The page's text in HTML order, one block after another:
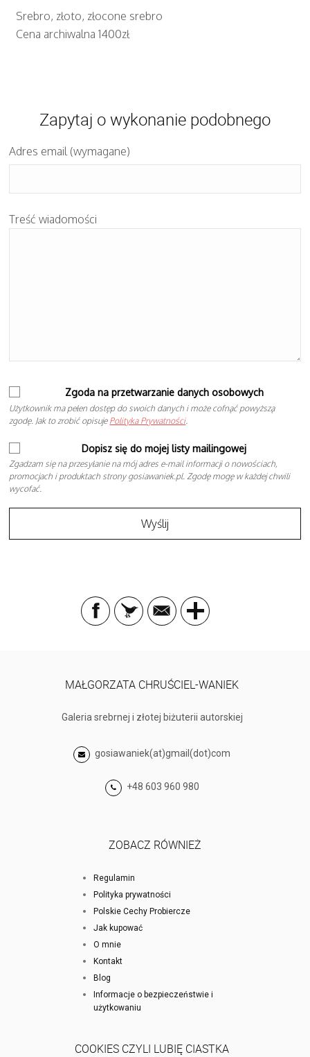
Srebro, złoto, złocone srebro
Cena archiwalna 1400zł
Zapytaj o wykonanie podobnego
Adres email (wymagane)
Treść wiadomości
Zgoda na przetwarzanie danych osobowych
Użytkownik ma pełen dostęp do swoich danych i może cofnąć powyższą
zgodę. Jak to zrobić opisuje Polityka Prywatności.
Dopisz się do mojej listy mailingowej
Zgadzam się na przesyłanie na mój adres e-mail informacji o nowościach,
promocjach i produktach strony gosiawaniek.pl. Zgodę mogę w każdej chwili
wycofać.
MAŁGORZATA CHRUŚCIEL-WANIEK
Galeria srebrnej i złotej biżuterii autorskiej
gosiawaniek(at)gmail(dot)com
+48 603 960 980
ZOBACZ RÓWNIEŻ
Regulamin
Polityka prywatności
Polskie Cechy Probiercze
Jak kupować
O mnie
Kontakt
Blog
Informacje o bezpieczeństwie i
użytkowaniu
COOKIES CZYLI LUBIĘ CIASTKA